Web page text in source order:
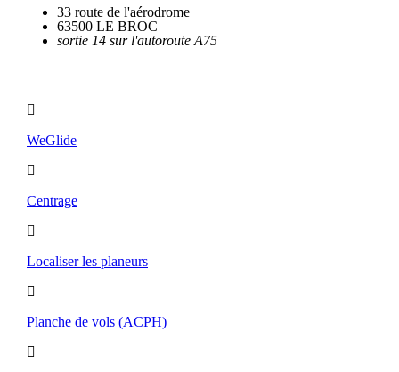
33 route de l'aérodrome
63500 LE BROC
sortie 14 sur l'autoroute A75
WeGlide
Centrage
Localiser les planeurs
Planche de vols (ACPH)